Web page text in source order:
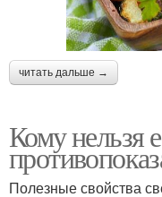
читать дальше →
Кому нельзя
Полезные свойства